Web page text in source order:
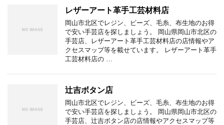
レザーアート革手工芸材料店
岡山市北区でレジン、ビーズ、毛糸、布生地のお得
で安い手芸店を探しましょう。 岡山県岡山市北区の
手芸店、レザーアート革手工芸材料店の店情報やア
クセスマップ等を載せています。 レザーアート革手
工芸材料店の …
辻吉ボタン店
岡山市北区でレジン、ビーズ、毛糸、布生地のお得
で安い手芸店を探しましょう。 岡山県岡山市北区の
手芸店、辻吉ボタン店の店情報やアクセスマップ等